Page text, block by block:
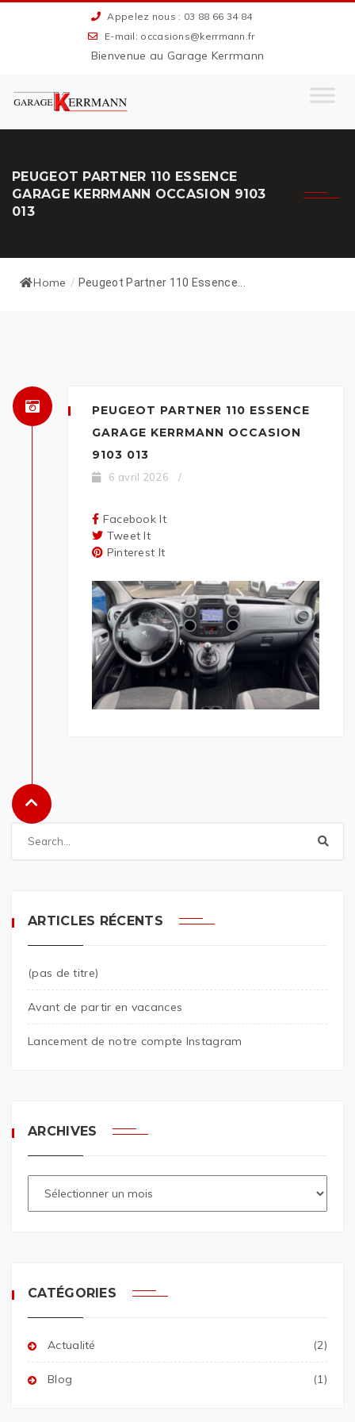
Appelez nous : 03 88 66 34 84
E-mail: occasions@kerrmann.fr
Bienvenue au Garage Kerrmann
PEUGEOT PARTNER 110 ESSENCE
GARAGE KERRMANN OCCASION 9103
013
Home / Peugeot Partner 110 Essence...
PEUGEOT PARTNER 110 ESSENCE
GARAGE KERRMANN OCCASION
9103 013
6 avril 2026 /
Facebook It
Tweet It
Pinterest It
ARTICLES RÉCENTS
(pas de titre)
Avant de partir en vacances
Lancement de notre compte Instagram
ARCHIVES
CATÉGORIES
Actualité (2)
Blog (1)